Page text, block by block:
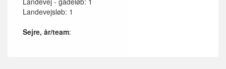
Landevejsløb: 1
Sejre, år/team: